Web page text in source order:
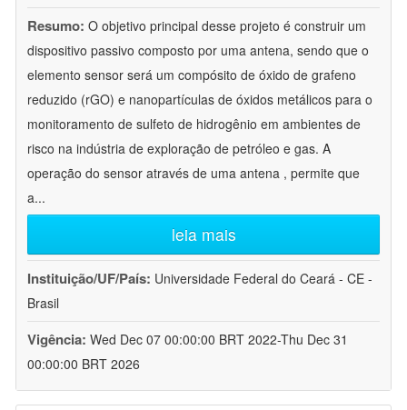
Resumo: O objetivo principal desse projeto é construir um
dispositivo passivo composto por uma antena, sendo que o
elemento sensor será um compósito de óxido de grafeno
reduzido (rGO) e nanopartículas de óxidos metálicos para o
monitoramento de sulfeto de hidrogênio em ambientes de
risco na indústria de exploração de petróleo e gas. A
operação do sensor através de uma antena , permite que
a...
leia mais
Instituição/UF/País: Universidade Federal do Ceará - CE -
Brasil
Vigência: Wed Dec 07 00:00:00 BRT 2022-Thu Dec 31
00:00:00 BRT 2026